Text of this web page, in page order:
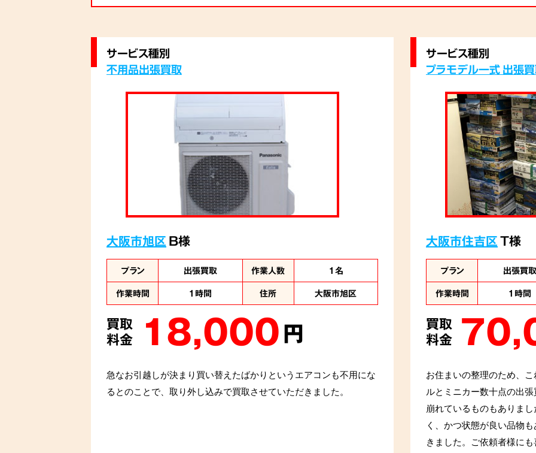
サービス種別
不用品出張買取
大阪市旭区 B様
プラン 出張買取 作業人数
1名
作業時間
1時間 住所 大阪市旭区
買取
料金 18,000円
急なお引越しが決まり買い替えたばかりというエアコンも不用にな
るとのことで、取り外し込みで買取させていただきました。
サービス種別
プラモデル一式 出張
大阪市住吉区T様
プラン
出張買取
作業時間
1時間
買取
料金
お住まいの整理のため、
ルとミニカー数十点の出
崩れているものもありま
く、かつ状態が良い品物
きました。ご依頼者様に